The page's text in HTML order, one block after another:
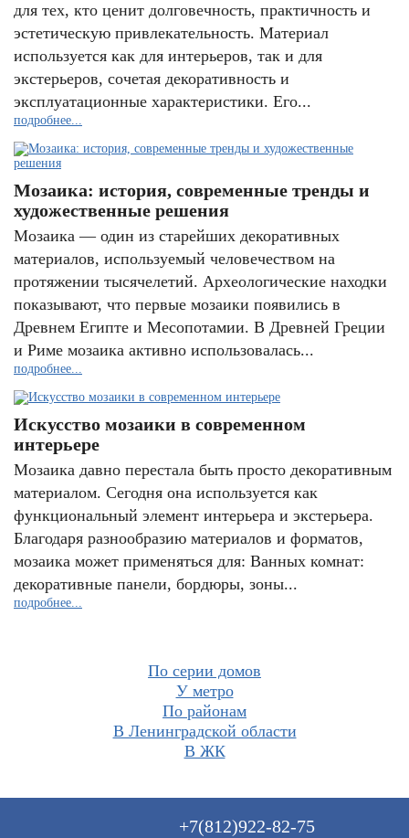
для тех, кто ценит долговечность, практичность и
эстетическую привлекательность. Материал
используется как для интерьеров, так и для
экстерьеров, сочетая декоративность и
эксплуатационные характеристики. Его...
подробнее...
Мозаика: история, современные тренды и
художественные решения
Мозаика — один из старейших декоративных
материалов, используемый человечеством на
протяжении тысячелетий. Археологические находки
показывают, что первые мозаики появились в
Древнем Египте и Месопотамии. В Древней Греции
и Риме мозаика активно использовалась...
подробнее...
Искусство мозаики в современном
интерьере
Мозаика давно перестала быть просто декоративным
материалом. Сегодня она используется как
функциональный элемент интерьера и экстерьера.
Благодаря разнообразию материалов и форматов,
мозаика может применяться для: Ванных комнат:
декоративные панели, бордюры, зоны...
подробнее...
По серии домов
У метро
По районам
В Ленинградской области
В ЖК
+7(812)922-82-75